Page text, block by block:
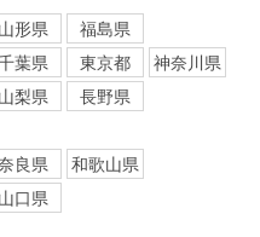
山形県
福島県
葉県 東京都
神奈川県
山梨県
長野県
良県
和歌山県
山口県